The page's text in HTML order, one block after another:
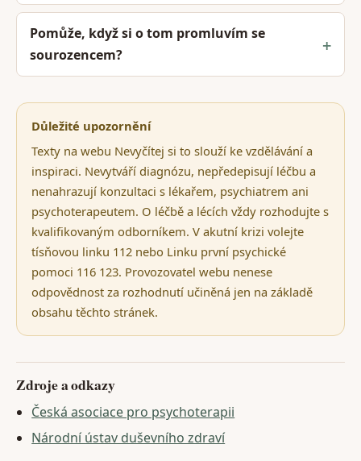
Pomůže, když si o tom promluvím se
sourozencem?
Důležité upozornění
Texty na webu Nevyčítej si to slouží ke vzdělávání a
inspiraci. Nevytváří diagnózu, nepředepisují léčbu a
nenahrazují konzultaci s lékařem, psychiatrem ani
psychoterapeutem. O léčbě a lécích vždy rozhodujte s
kvalifikovaným odborníkem. V akutní krizi volejte
tísňovou linku 112 nebo Linku první psychické
pomoci 116 123. Provozovatel webu nenese
odpovědnost za rozhodnutí učiněná jen na základě
obsahu těchto stránek.
Zdroje a odkazy
Česká asociace pro psychoterapii
Národní ústav duševního zdraví